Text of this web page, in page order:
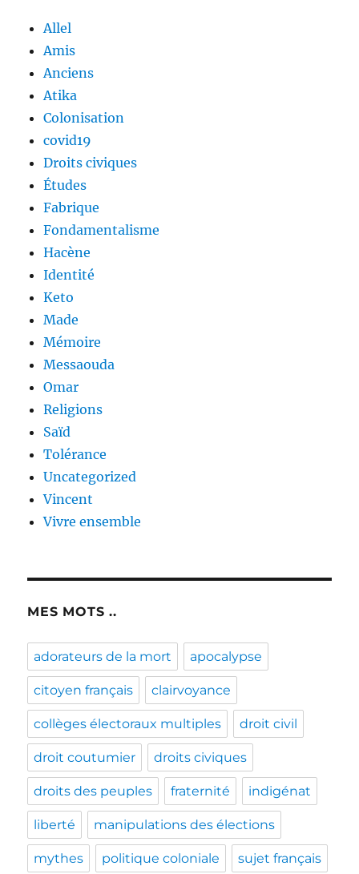
Allel
Amis
Anciens
Atika
Colonisation
covid19
Droits civiques
Études
Fabrique
Fondamentalisme
Hacène
Identité
Keto
Made
Mémoire
Messaouda
Omar
Religions
Saïd
Tolérance
Uncategorized
Vincent
Vivre ensemble
MES MOTS ..
adorateurs de la mort apocalypse
citoyen français clairvoyance
collèges électoraux multiples droit civil
droit coutumier droits civiques
droits des peuples fraternité indigénat
liberté manipulations des élections
mythes politique coloniale sujet français